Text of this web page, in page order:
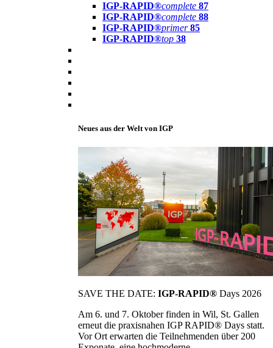
IGP-RAPID®complete 87
IGP-RAPID®complete 88
IGP-RAPID®primer 85
IGP-RAPID®top 38
Neues aus der Welt von IGP
SAVE THE DATE: IGP-RAPID® Days 2026
Am 6. und 7. Oktober finden in Wil, St. Gallen
erneut die praxisnahen IGP RAPID® Days statt.
Vor Ort erwarten die Teilnehmenden über 200